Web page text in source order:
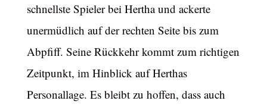
schnellste Spieler bei Hertha und ackerte
unermüdlich auf der rechten Seite bis zum
Abpfiff. Seine Rückkehr kommt zum richtigen
Zeitpunkt, im Hinblick auf Herthas
Personallage. Es bleibt zu hoffen, dass auch